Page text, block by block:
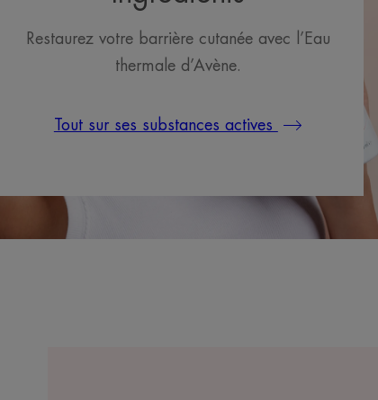
Restaurez votre barrière cutanée avec l’Eau
thermale d’Avène.
Tout sur ses substances actives